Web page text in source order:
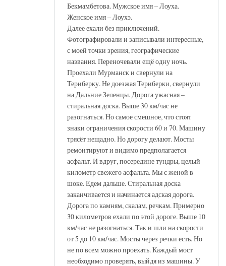
Бекмамбетова. Мужское имя – Лоуха.
Женское имя – Лоухэ.
Далее ехали без приключений.
Фотографировали и записывали интересные,
с моей точки зрения, географические
названия. Переночевали ещё одну ночь.
Проехали Мурманск и свернули на
Териберку. Не доезжая Териберки, свернули
на Дальние Зеленцы. Дорога ужасная –
стиральная доска. Выше 30 км/час не
разогнаться. Но самое смешное, что стоят
знаки ограничения скорости 60 и 70. Машину
трясёт нещадно. Но дорогу делают. Мосты
ремонтируют и видимо предполагается
асфальт. И вдруг, посередине тундры, целый
километр свежего асфальта. Мы с женой в
шоке. Едем дальше. Стиральная доска
заканчивается и начинается адская дорога.
Дорога по камням, скалам, речкам. Примерно
30 километров ехали по этой дороге. Выше 10
км/час не разогнаться. Так и шли на скорости
от 5 до 10 км/час. Мосты через речки есть. Но
не по всем можно проехать. Каждый мост
необходимо проверять, выйдя из машины. У